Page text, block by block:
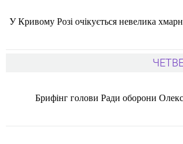
У Кривому Розі очікується невелика
Брифінг голови Ради оборони